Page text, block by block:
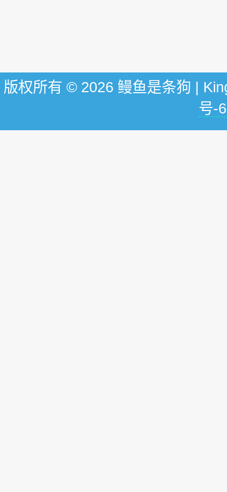
版权所有 © 2026 鳗鱼是条狗 |
号-